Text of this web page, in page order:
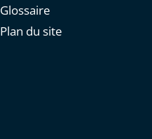
Glossaire
Plan du site